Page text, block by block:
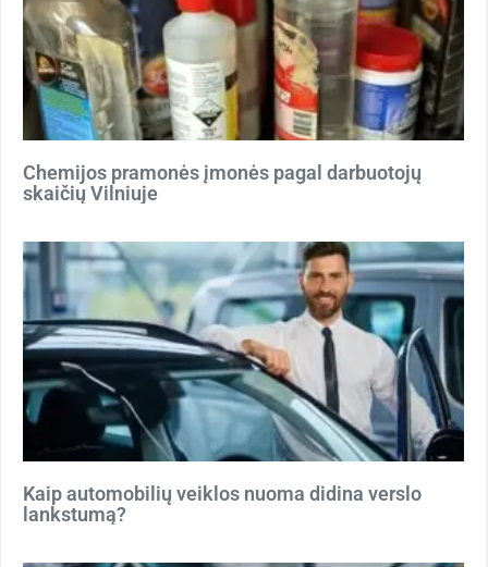
Chemijos pramonės įmonės pagal darbuotojų
skaičių Vilniuje
Kaip automobilių veiklos nuoma didina verslo
lankstumą?